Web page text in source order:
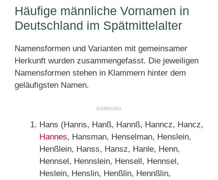
Häufige männliche Vornamen in
Deutschland im Spätmittelalter
Namensformen und Varianten mit gemeinsamer
Herkunft wurden zusammengefasst. Die jeweiligen
Namensformen stehen in Klammern hinter dem
geläufigsten Namen.
Hans (Hanns, Hanß, Hannß, Hanncz, Hancz,
Hannes, Hansman, Henselman, Henslein,
Henßlein, Hanss, Hansz, Hanle, Henn,
Hennsel, Hennslein, Hensell, Hennsel,
Heslein, Henslin, Henßlin, Hennßlin,